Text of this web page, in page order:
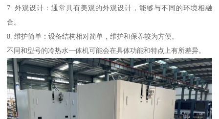
7. 外观设计：通常具有美观的外观设计，能够与不同的环境相融
合。
8. 维护简单：设备结构相对简单，维护和保养较为方便。
不同和型号的冷热水一体机可能会在具体功能和特点上有所差异。